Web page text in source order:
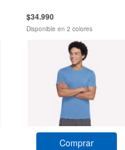
$34.990
Disponible en 2 colores
Comprar